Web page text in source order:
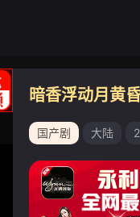
暗香浮动月黄
国产剧 大陆